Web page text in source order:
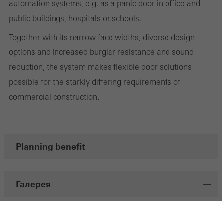
automation systems, e.g. as a panic door in office and
public buildings, hospitals or schools.
Together with its narrow face widths, diverse design
options and increased burglar resistance and sound
reduction, the system makes flexible door solutions
possible for the starkly differing requirements of
commercial construction.
Planning benefit
Галерея
Маркетинговые файлы cookie используются сторонними
поставщиками услуг для отображения
персонализированной и востребованной рекламы для
отдельных пользователей. Для этого они отслеживают
посетителей на разных сайтах. Это касается и сторонних
сервисов, которые предоставляют свои услуги
самостоятельно.